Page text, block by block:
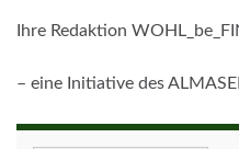
Ihre Redaktion
– eine Initiative des